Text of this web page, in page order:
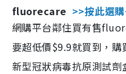
fluorecare >>按此選
網購平台鄰住買有售
要超低價$9.9就買到，
新型冠狀病毒抗原測試